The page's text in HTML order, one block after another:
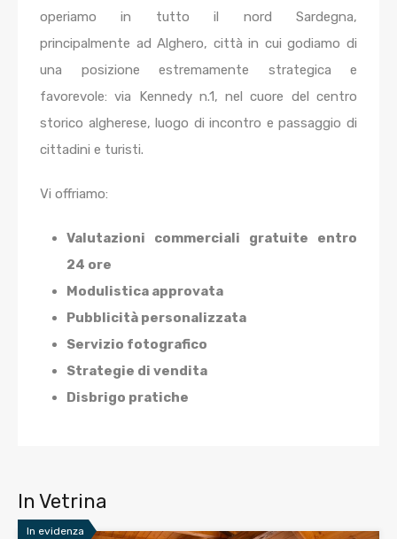
operiamo in tutto il nord Sardegna,
principalmente ad Alghero, città in cui godiamo di
una posizione estremamente strategica e
favorevole: via Kennedy n.1, nel cuore del centro
storico algherese, luogo di incontro e passaggio di
cittadini e turisti.
Vi offriamo:
Valutazioni commerciali gratuite entro
24 ore
Modulistica approvata
Pubblicità personalizzata
Servizio fotografico
Strategie di vendita
Disbrigo pratiche
In Vetrina
In evidenza